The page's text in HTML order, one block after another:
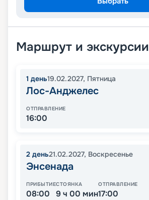
Маршрут и экскурсии
1 день19.02.2027, Пятница
Лос-Анджелес
ОТПРАВЛЕНИЕ
16:00
2 день21.02.2027, Воскресенье
Энсенада
ПРИБЫТИЕ
08:00
СТОЯНКА
9 ч 00 мин
ОТПРАВЛЕНИЕ
17:00